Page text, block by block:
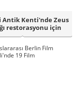
Antik Kenti'nde Zeus
restorasyonu için